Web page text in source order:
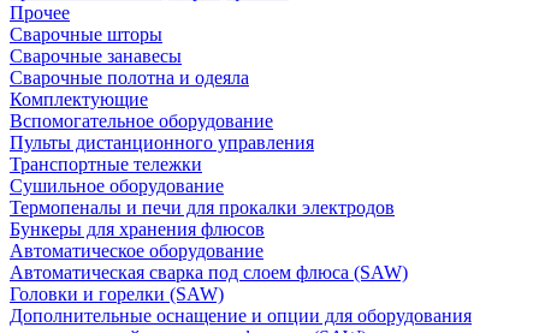
Прочее
Сварочные шторы
Сварочные занавесы
Сварочные полотна и одеяла
Комплектующие
Вспомогательное оборудование
Пульты дистанционного управления
Транспортные тележки
Сушильное оборудование
Термопеналы и печи для прокалки электродов
Бункеры для хранения флюсов
Автоматическое оборудование
Автоматическая сварка под слоем флюса (SAW)
Головки и горелки (SAW)
Дополнительные оснащение и опции для оборудования